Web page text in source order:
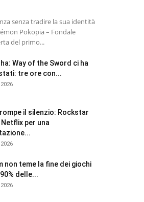
senza tradire la sua identità
Pokopia – Fondale
del primo...
Way of the Sword ci ha
tre ore con...
rompe il silenzio: Rockstar
per una
non teme la fine dei giochi
delle...